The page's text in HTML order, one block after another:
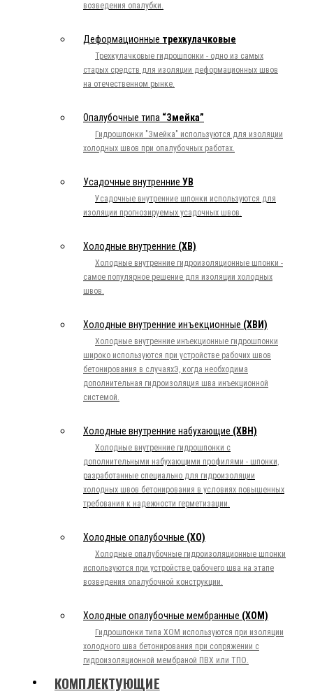
возведения опалубки.
Деформационные трехкулачковые
Трехкулачковые гидрошпонки - одно из самых
старых средств для изоляции деформационных швов
на отечественном рынке.
Опалубочные типа “Змейка”
Гидрошпонки "Змейка" используются для изоляции
холодных швов при опалубочных работах.
Усадочные внутренние УВ
Усадочные внутренние шпонки используются для
изоляции прогнозируемых усадочных швов.
Холодные внутренние (ХВ)
Холодные внутренние гидроизоляционные шпонки -
самое популярное решение для изоляции холодных
швов.
Холодные внутренние инъекционные (ХВИ)
Холодные внутренние инъекционные гидрошпонки
широко используются при устройстве рабочих швов
бетонирования в случаяхЭ, когда необходима
дополнительная гидроизоляция шва инъекционной
системой.
Холодные внутренние набухающие (ХВН)
Холодные внутренние гидрошпонки с
дополнительными набухающими профилями - шпонки,
разработанные специально для гидроизоляции
холодных швов бетонирования в условиях повышенных
требования к надежности герметизации.
Холодные опалубочные (ХО)
Холодные опалубочные гидроизоляционные шпонки
используются при устройстве рабочего шва на этапе
возведения опалубочной конструкции.
Холодные опалубочные мембранные (ХОМ)
Гидрошпонки типа ХОМ используются при изоляции
холодного шва бетонирования при сопряжении с
гидроизоляционной мембраной ПВХ или ТПО.
КОМПЛЕКТУЮЩИЕ